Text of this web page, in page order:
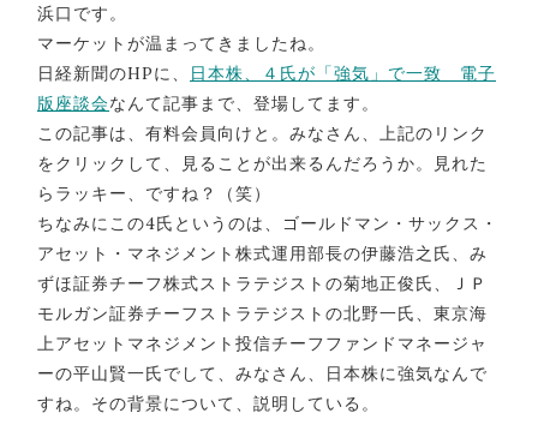
浜口です。
マーケットが温まってきましたね。
日経新聞のHPに、
日本株、４氏が「強気」で一致 電子
版座談会なんて記事まで、登場してます。
この記事は、有料会員向けと。みなさん、上記のリンク
をクリックして、見ることが出来るんだろうか。見れた
らラッキー、ですね？（笑）
ちなみにこの4氏というのは、ゴールドマン・サックス・
アセット・マネジメント株式運用部長の伊藤浩之氏、み
ずほ証券チーフ株式ストラテジストの菊地正俊氏、ＪＰ
モルガン証券チーフストラテジストの北野一氏、東京海
上アセットマネジメント投信チーフファンドマネージャ
ーの平山賢一氏でして、みなさん、日本株に強気なんで
すね。その背景について、説明している。